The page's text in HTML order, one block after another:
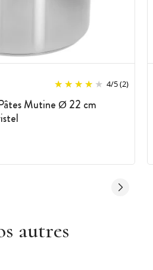
4/5(2)
Mutine Ø 22 cm
:
autres